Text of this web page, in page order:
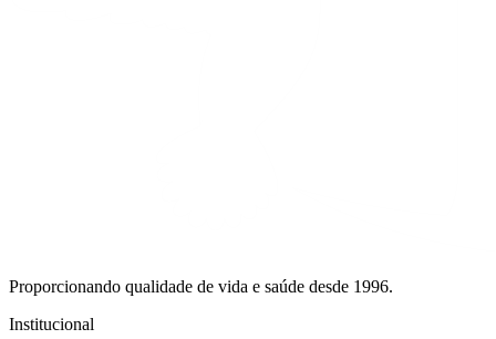
Proporcionando qualidade de vida e saúde desde 1996.
Institucional